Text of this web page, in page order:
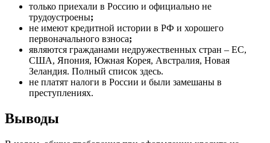
только приехали в Россию и официально не
трудоустроены;
не имеют кредитной истории в РФ и хорошего
первоначального взноса;
являются гражданами недружественных стран – ЕС,
США, Япония, Южная Корея, Австралия, Новая
Зеландия. Полный список здесь.
не платят налоги в России и были замешаны в
преступлениях.
Выводы